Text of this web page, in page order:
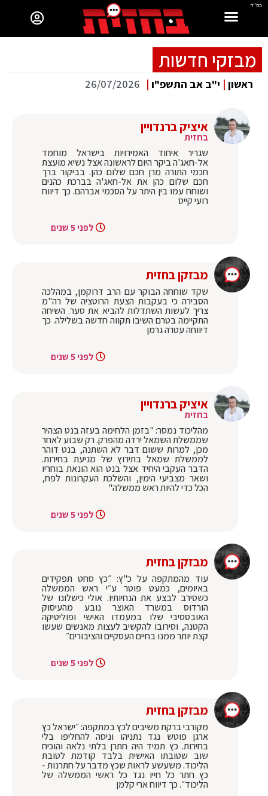
בס"ד
מבזקי חדשות
ראשון | י"ב אב התשפ"ו |
26/07/2026
איציק ברנדויין
בחזית
שגריר איחוד האמירויות בישראל מוחמד
אל-חאג'ה ביקר היום לראשונה אצל נשיא מועצת
חכמי התורה מרן חכם שלום כהן. בביקור ברך
חכם שלום כהן את אל-חאג'ה בברכת כהנים
ושוחח עמו בין היתר על הסכמי אברהם. כך דיווח
רועי קייס
לפני 5 שנים
מבזקן בחזית
שקד שוחחה הבוקר עם הרב דרוקמן, במהלכה
הסבירה כי בעקבות הצעת הרוטציה של רה"מ
צריך לעשות השתדלות להביא את סער. השיחה
התקיימה בטרם השיבו תקווה חדשה בשלילה. כך
דיווחה עטרה גרמן
לפני 5 שנים
איציק ברנדויין
בחזית
מהליכוד נמסר: "בזמן הלחימה בעזה בנט הצהיר
שממשלת השמאל ירדה מהפרק. רק שבוע לאחר
מכן, למרות ששום דבר לא השתנה, בנט דוהר
לממשלת שמאל בתירוץ של מניעת בחירות.
הדבר העקבי היחיד אצל בנט הוא הונאת בוחריו
ושאר מצביעי הימין, והשלכת העקרונות לפח,
הכל כדי להיות ראש ממשלה"
לפני 5 שנים
מבזקן בחזית
עוד מהמתקפה על כ"ץ: ״כץ סחט תפקידים
באיומים, כמעט פוטר ע״י ראש הממשלה
כשסירב לבצע את הנחיותיו. אולי כישלונו של
הורדוס במשרד האוצר נובע מהעיסוק
האובססיבי שלו במעמדו האישי ופוליטיקה
הקטנה, וסירובו להקשיב לעצות מאנשים שעשו
קצת יותר ממנו בחיים העסקיים והציבורים״
לפני 5 שנים
מבזקן בחזית
מקורבי ברקת משיבים לכץ במתקפה: ״ישראל כץ
ארגן פוטש נגד נתניהו וניסה להחליפו בלי
בחירות. כץ תמיד היה חתרן בלתי נלאה והוכיח
שוב שטובתו האישית בלבד קודמת לטובת
הליכוד. משעשע לראות שכץ מדבר על חתרנות -
כץ חתר כל חייו נגד כל ראשי הממשלה של
הליכוד״. כך דיווח ארי קלמן